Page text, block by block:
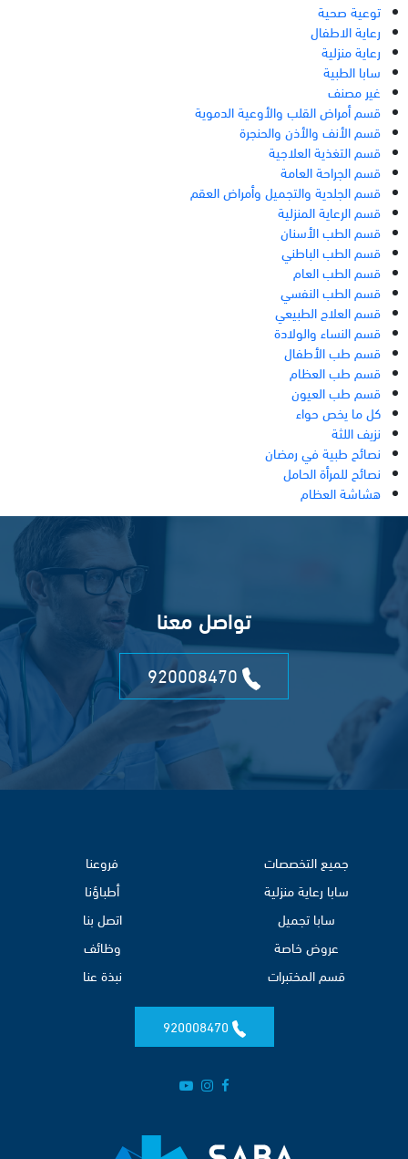
توعية صحية
رعاية الاطفال
رعاية منزلية
سابا الطبية
غير مصنف
قسم أمراض القلب والأوعية الدموية
قسم الأنف والأذن والحنجرة
قسم التغذية العلاجية
قسم الجراحة العامة
قسم الجلدية والتجميل وأمراض العقم
قسم الرعاية المنزلية
قسم الطب الأسنان
قسم الطب الباطني
قسم الطب العام
قسم الطب النفسي
قسم العلاج الطبيعي
قسم النساء والولادة
قسم طب الأطفال
قسم طب العظام
قسم طب العيون
كل ما يخص حواء
نزيف اللثة
نصائح طبية في رمضان
نصائح للمرأة الحامل
هشاشة العظام
تواصل معنا
جميع التخصصات
سابا رعاية منزلية
سابا تجميل
عروض خاصة
قسم المختبرات
فروعنا
أطباؤنا
اتصل بنا
وظائف
نبذة عنا